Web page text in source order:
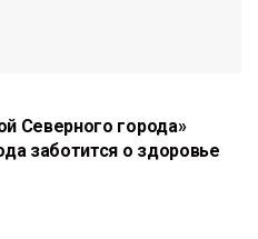
Северного города»
заботится о здоровье